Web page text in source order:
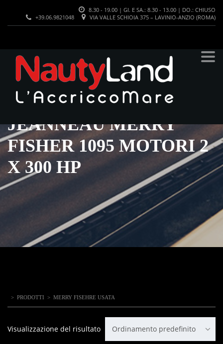
8.30 - 19.00 | GI. E SA.: 8.30 - 13.00 | DO.: CHIUSO
VIA VALLE SCHIOIA 375 – LAVINIO-ANZIO (ROMA)
+39.06.9821048
JEANNEAU MERRY
FISHER 1095 MOTORI 2
X 300 HP
> PRODOTTI > MERRY FISEHRE USATA
Visualizzazione del risultato Ordinamento predefinito